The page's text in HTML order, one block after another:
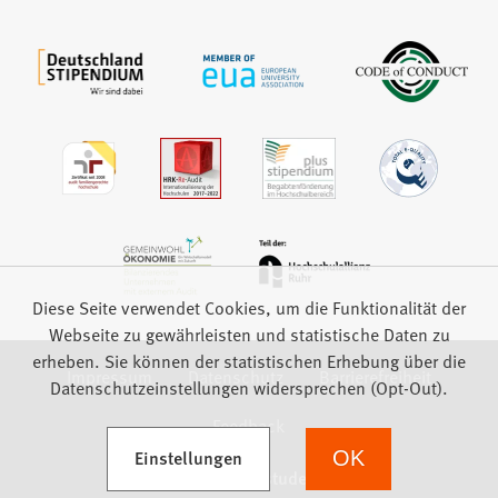
Impressum Datenschutz
Barrierefreiheit
Feedback
Diese Seite verwendet Cookies, um die Funktionalität der
Webseite zu gewährleisten und statistische Daten zu
erheben. Sie können der statistischen Erhebung über die
Datenschutzeinstellungen widersprechen (Opt-Out).
Einstellungen
(Öffnet in einem neuen Tab) OK